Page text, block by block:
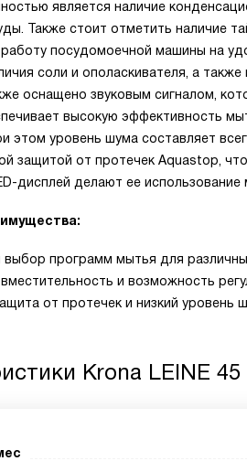
является наличие
Также стоит отметить наличие
работу посудомоечной машины на
соли и ополаскивателя, а
оснащено звуковым сигналом,
высокую эффективность
этом уровень шума составляет
защитой от протечек Aquastop,
дисплей делают ее
программ мытья для
и возможность
от протечек и низкий уровень
Krona LEINE 45